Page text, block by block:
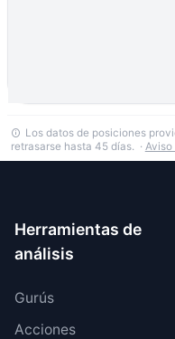
Los datos de posiciones
retrasarse hasta 45 días. ·
Herramientas de
análisis
Gurús
Acciones